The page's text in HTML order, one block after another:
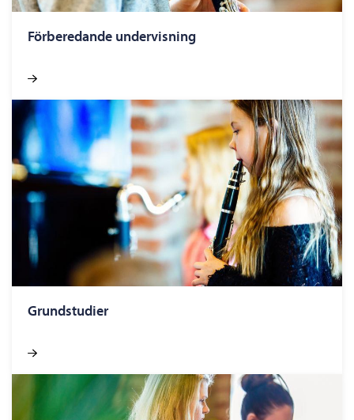
Förberedande undervisning
Grundstudier